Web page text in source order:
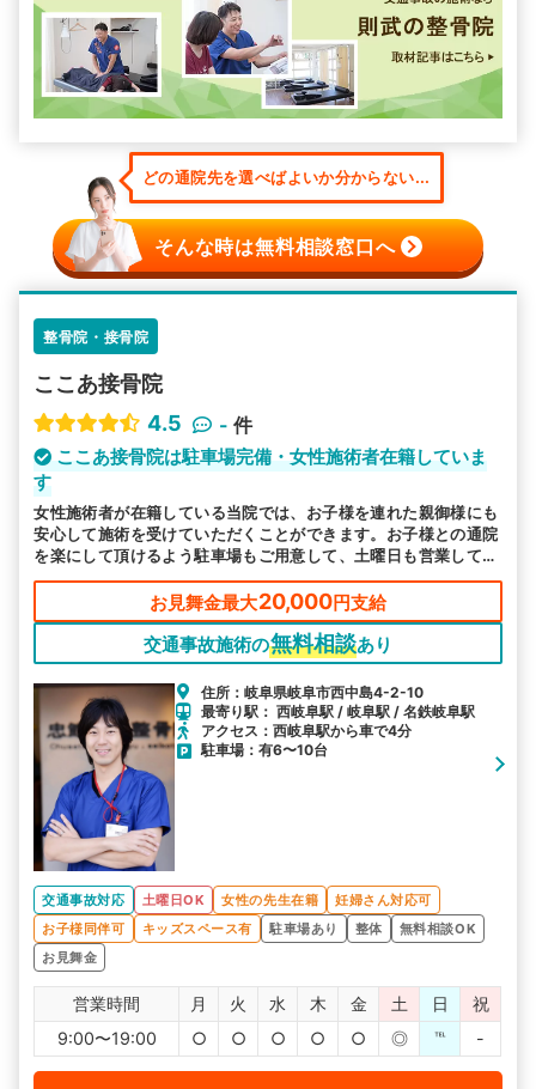
どの通院先を選べばよいか分からない...
そんな時は無料相談窓口へ
整骨院・接骨院
ここあ接骨院
4.5
- 件
ここあ接骨院は駐車場完備・女性施術者在籍していま
す
女性施術者が在籍している当院では、お子様を連れた親御様にも
安心して施術を受けていただくことができます。お子様との通院
を楽にして頂けるよう駐車場もご用意して、土曜日も営業してお
ります。
お見舞金最大20,000円支給
交通事故施術の無料相談あり
住所：岐阜県岐阜市西中島4-2-10
最寄り駅： 西岐阜駅 / 岐阜駅 / 名鉄岐阜駅
アクセス：西岐阜駅から車で4分
駐車場：有6〜10台
交通事故対応 土曜日OK 女性の先生在籍
妊婦さん対応可
お子様同伴可
キッズスペース有 駐車場あり 整体
無料相談OK
お見舞金
営業時間 月 火 水 木 金 土 日
祝
9:00〜19:00
○ ○ ○ ○ ○ ◎ ℡ -